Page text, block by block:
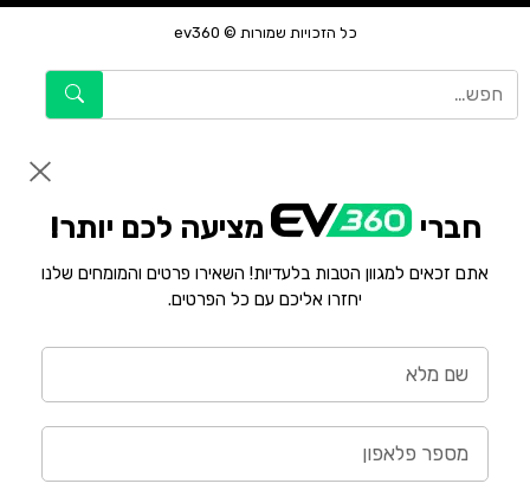
כל הזכויות שמורות © ev360
חברי מציעה לכם יותר!
אתם זכאים למגוון הטבות בלעדיות! השאירו פרטים והמומחים שלנו
יחזרו אליכם עם כל הפרטים.